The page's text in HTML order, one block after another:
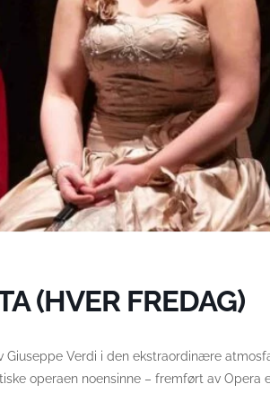
(HVER FREDAG)
Giuseppe Verdi i den ekstraordinære
operaen noensinne – fremført av Opera